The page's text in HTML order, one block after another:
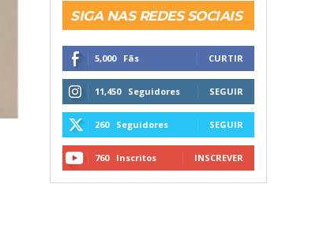
SIGA NAS REDES SOCIAIS
5,000 Fãs CURTIR
11,450 Seguidores SEGUIR
260 Seguidores SEGUIR
760 Inscritos INSCREVER